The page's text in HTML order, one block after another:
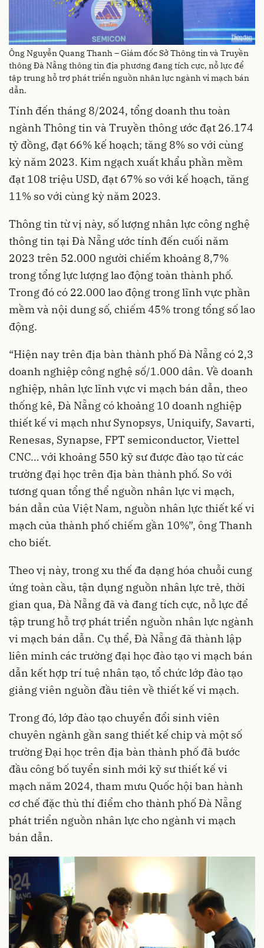
Ông Nguyễn Quang Thanh – Giám đốc Sở Thông tin và Truyền
thông Đà Nẵng thông tin địa phương đang tích cực, nỗ lực để
tập trung hỗ trợ phát triển nguồn nhân lực ngành vi mạch bán
dẫn.
Tính đến tháng 8/2024, tổng doanh thu toàn
ngành Thông tin và Truyền thông ước đạt 26.174
tỷ đồng, đạt 66% kế hoạch; tăng 8% so với cùng
kỳ năm 2023. Kim ngạch xuất khẩu phần mềm
đạt 108 triệu USD, đạt 67% so với kế hoạch, tăng
11% so với cùng kỳ năm 2023.
Thông tin từ vị này, số lượng nhân lực công nghệ
thông tin tại Đà Nẵng ước tính đến cuối năm
2023 trên 52.000 người chiếm khoảng 8,7%
trong tổng lực lượng lao động toàn thành phố.
Trong đó có 22.000 lao động trong lĩnh vực phần
mềm và nội dung số, chiếm 45% trong tổng số lao
động.
“Hiện nay trên địa bàn thành phố Đà Nẵng có 2,3
doanh nghiệp công nghệ số/1.000 dân. Về doanh
nghiệp, nhân lực lĩnh vực vi mạch bán dẫn, theo
thống kê, Đà Nẵng có khoảng 10 doanh nghiệp
thiết kế vi mạch như Synopsys, Uniquify, Savarti,
Renesas, Synapse, FPT semiconductor, Viettel
CNC… với khoảng 550 kỹ sư được đào tạo từ các
trường đại học trên địa bàn thành phố. So với
tương quan tổng thể nguồn nhân lực vi mạch,
bán dẫn của Việt Nam, nguồn nhân lực thiết kế vi
mạch của thành phố chiếm gần 10%”, ông Thanh
cho biết.
Theo vị này, trong xu thế đa dạng hóa chuỗi cung
ứng toàn cầu, tận dụng nguồn nhân lực trẻ, thời
gian qua, Đà Nẵng đã và đang tích cực, nỗ lực để
tập trung hỗ trợ phát triển nguồn nhân lực ngành
vi mạch bán dẫn. Cụ thể, Đà Nẵng đã thành lập
liên minh các trường đại học đào tạo vi mạch bán
dẫn kết hợp trí tuệ nhân tạo, tổ chức lớp đào tạo
giảng viên nguồn đầu tiên về thiết kế vi mạch.
Trong đó, lớp đào tạo chuyển đổi sinh viên
chuyên ngành gần sang thiết kế chip và một số
trường Đại học trên địa bàn thành phố đã bước
đầu công bố tuyển sinh mới kỹ sư thiết kế vi
mạch năm 2024, tham mưu Quốc hội ban hành
cơ chế đặc thù thí điểm cho thành phố Đà Nẵng
phát triển nguồn nhân lực cho ngành vi mạch
bán dẫn.